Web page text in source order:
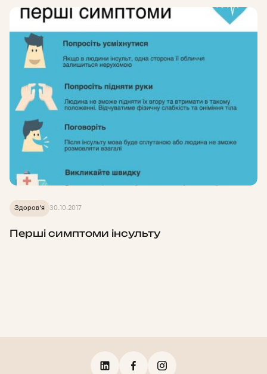
Здоров'я 30.10.2017
Перші симптоми інсульту